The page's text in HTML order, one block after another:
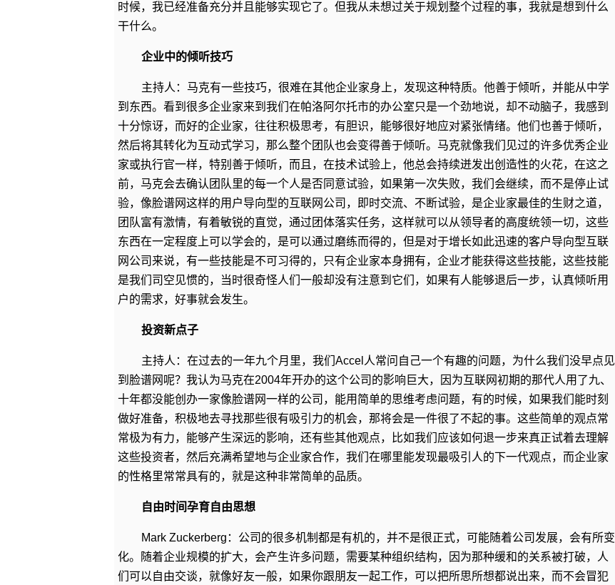
时候，我已经准备充分并且能够实现它了。但我从未想过关于规划整个过程的事，我就是想到什么
干什么。
企业中的倾听技巧
主持人：马克有一些技巧，很难在其他企业家身上，发现这种特质。他善于倾听，并能从中学
到东西。看到很多企业家来到我们在帕洛阿尔托市的办公室只是一个劲地说，却不动脑子，我感到
十分惊讶，而好的企业家，往往积极思考，有胆识，能够很好地应对紧张情绪。他们也善于倾听，
然后将其转化为互动式学习，那么整个团队也会变得善于倾听。马克就像我们见过的许多优秀企业
家或执行官一样，特别善于倾听，而且，在技术试验上，他总会持续迸发出创造性的火花，在这之
前，马克会去确认团队里的每一个人是否同意试验，如果第一次失败，我们会继续，而不是停止试
验，像脸谱网这样的用户导向型的互联网公司，即时交流、不断试验，是企业家最佳的生财之道，
团队富有激情，有着敏锐的直觉，通过团体落实任务，这样就可以从领导者的高度统领一切，这些
东西在一定程度上可以学会的，是可以通过磨练而得的，但是对于增长如此迅速的客户导向型互联
网公司来说，有一些技能是不可习得的，只有企业家本身拥有，企业才能获得这些技能，这些技能
是我们司空见惯的，当时很奇怪人们一般却没有注意到它们，如果有人能够退后一步，认真倾听用
户的需求，好事就会发生。
投资新点子
主持人：在过去的一年九个月里，我们Accel人常问自己一个有趣的问题，为什么我们没早点见
到脸谱网呢？我认为马克在2004年开办的这个公司的影响巨大，因为互联网初期的那代人用了九、
十年都没能创办一家像脸谱网一样的公司，能用简单的思维考虑问题，有的时候，如果我们能时刻
做好准备，积极地去寻找那些很有吸引力的机会，那将会是一件很了不起的事。这些简单的观点常
常极为有力，能够产生深远的影响，还有些其他观点，比如我们应该如何退一步来真正试着去理解
这些投资者，然后充满希望地与企业家合作，我们在哪里能发现最吸引人的下一代观点，而企业家
的性格里常常具有的，就是这种非常简单的品质。
自由时间孕育自由思想
Mark Zuckerberg：公司的很多机制都是有机的，并不是很正式，可能随着公司发展，会有所变
化。随着企业规模的扩大，会产生许多问题，需要某种组织结构，因为那种缓和的关系被打破，人
们可以自由交谈，就像好友一般，如果你跟朋友一起工作，可以把所思所想都说出来，而不会冒犯